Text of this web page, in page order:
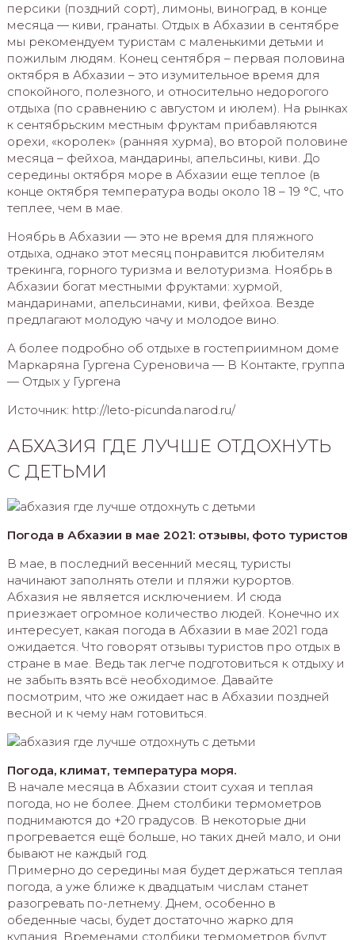
персики (поздний сорт), лимоны, виноград, в конце
месяца — киви, гранаты. Отдых в Абхазии в сентябре
мы рекомендуем туристам с маленькими детьми и
пожилым людям. Конец сентября – первая половина
октября в Абхазии – это изумительное время для
спокойного, полезного, и относительно недорогого
отдыха (по сравнению с августом и июлем). На рынках
к сентябрьским местным фруктам прибавляются
орехи, «королек» (ранняя хурма), во второй половине
месяца – фейхоа, мандарины, апельсины, киви. До
середины октября море в Абхазии еще теплое (в
конце октября температура воды около 18 – 19 °C, что
теплее, чем в мае.
Ноябрь в Абхазии — это не время для пляжного
отдыха, однако этот месяц понравится любителям
трекинга, горного туризма и велотуризма. Ноябрь в
Абхазии богат местными фруктами: хурмой,
мандаринами, апельсинами, киви, фейхоа. Везде
предлагают молодую чачу и молодое вино.
А более подробно об отдыхе в гостеприимном доме
Маркаряна Гургена Суреновича — В Контакте, группа
— Отдых у Гургена
Источник: http://leto-picunda.narod.ru/
АБХАЗИЯ ГДЕ ЛУЧШЕ ОТДОХНУТЬ
С ДЕТЬМИ
Погода в Абхазии в мае 2021: отзывы, фото туристов
В мае, в последний весенний месяц, туристы
начинают заполнять отели и пляжи курортов.
Абхазия не является исключением. И сюда
приезжает огромное количество людей. Конечно их
интересует, какая погода в Абхазии в мае 2021 года
ожидается. Что говорят отзывы туристов про отдых в
стране в мае. Ведь так легче подготовиться к отдыху и
не забыть взять всё необходимое. Давайте
посмотрим, что же ожидает нас в Абхазии поздней
весной и к чему нам готовиться.
Погода, климат, температура моря.
В начале месяца в Абхазии стоит сухая и теплая
погода, но не более. Днем столбики термометров
поднимаются до +20 градусов. В некоторые дни
прогревается ещё больше, но таких дней мало, и они
бывают не каждый год.
Примерно до середины мая будет держаться теплая
погода, а уже ближе к двадцатым числам станет
разогревать по-летнему. Днем, особенно в
обеденные часы, будет достаточно жарко для
купания. Временами столбики термометров будут